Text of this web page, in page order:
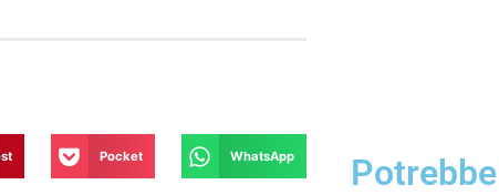
Pocket WhatsApp